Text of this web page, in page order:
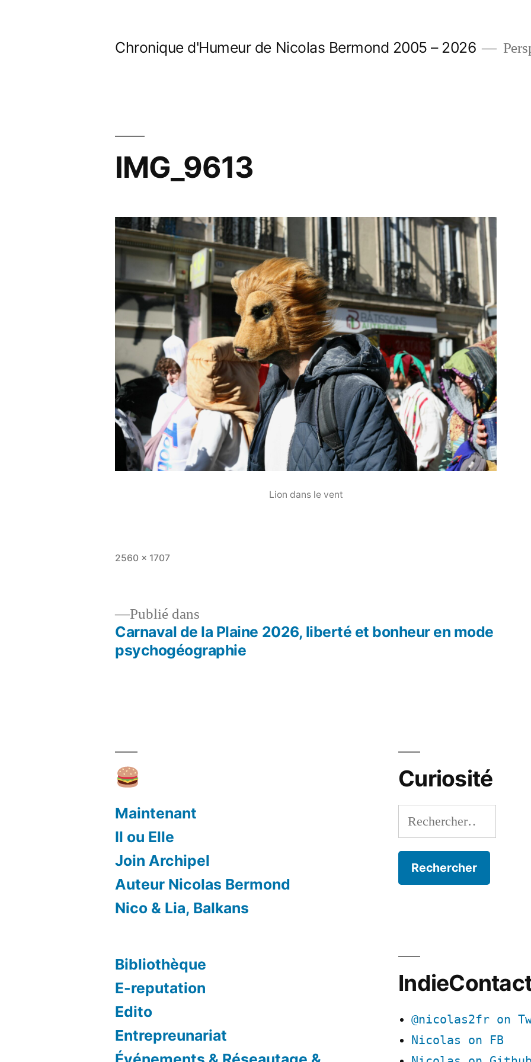
Chronique d'Humeur de Nicolas Bermond 2005 – 2026
IMG_9613
Lion dans le vent
Taille
2560 × 1707
Navigation
Publié dans
Carnaval de la Plaine 2026, liberté et bonheur en mode
psychogéographie
Maintenant
Il ou Elle
Join Archipel
Auteur Nicolas Bermond
Nico & Lia, Balkans
Curiosité
Rechercher :
Bibliothèque
E-reputation
Edito
Entrepreunariat
@nicolas2fr on
Nicolas on FB